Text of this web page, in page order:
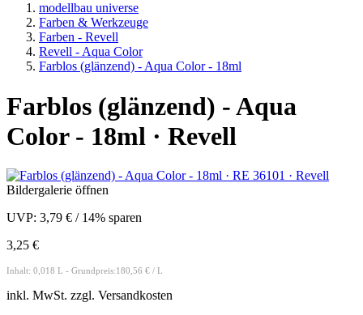
modellbau universe
Farben & Werkzeuge
Farben - Revell
Revell - Aqua Color
Farblos (glänzend) - Aqua Color - 18ml
Farblos (glänzend) - Aqua
Color - 18ml · Revell
Bildergalerie öffnen
UVP: 3,79 € / 14% sparen
3,25 €
Inhalt: 0,018 L - Grundpreis:180,56 € / L
inkl. MwSt. zzgl. Versandkosten